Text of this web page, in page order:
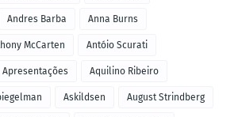
Andres Barba Anna Burns
McCarten Antóio Scurati
Apresentações Aquilino Ribeiro
Askildsen August Strindberg